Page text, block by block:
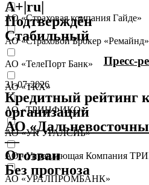
АО «Страховая компания Гайде»
АО «Страховой Брокер «Ремайнд»
АО «ТелеПорт Банк»
АО «ТКХ»
АО «ТРИНФИКО»
АО «УК УРАЛСИБ»
АО «Управляющая Компания
АО «УРАЛПРОМБАНК»
A+|ru|
Подтверждён
Стабильный
Пресс-
31-07-2026
Кредитный рейтинг
организаций
АО
—
Отозван
Без прогноза